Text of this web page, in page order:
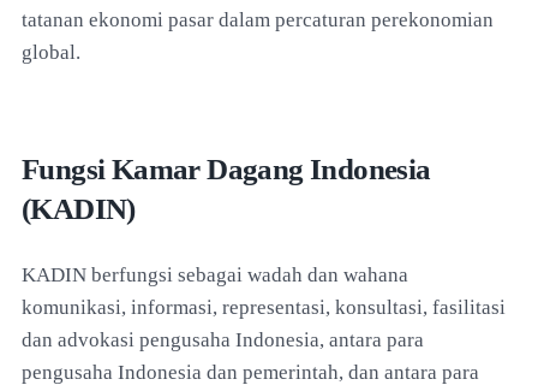
tatanan ekonomi pasar dalam percaturan perekonomian
global.
Fungsi Kamar Dagang Indonesia
(KADIN)
KADIN berfungsi sebagai wadah dan wahana
komunikasi, informasi, representasi, konsultasi, fasilitasi
dan advokasi pengusaha Indonesia, antara para
pengusaha Indonesia dan pemerintah, dan antara para